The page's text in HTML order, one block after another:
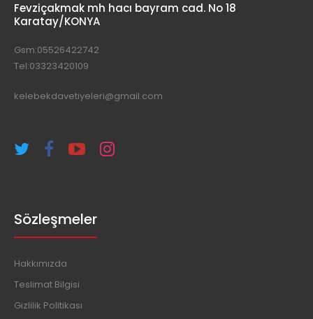
Fevziçakmak mh hacı bayram cad. No 18
Karatay/KONYA
Gsm:05526422742
Tel:03323420109
kelebekdavetiyeleri@gmail.com
Sözleşmeler
Hakkımızda
Teslimat Bilgisi
Gizlilik Politikası